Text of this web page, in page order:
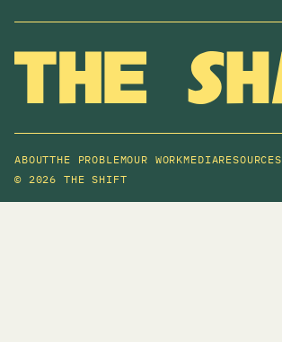
ABOUTTHE PROBLEMOUR WORKMEDIARESOURCES
©2026 THE SHIFT
JOIN US